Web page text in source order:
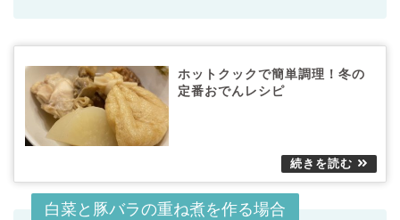
ホットクックで簡単調理！冬の
定番おでんレシピ
白菜と豚バラの重ね煮を作る場合